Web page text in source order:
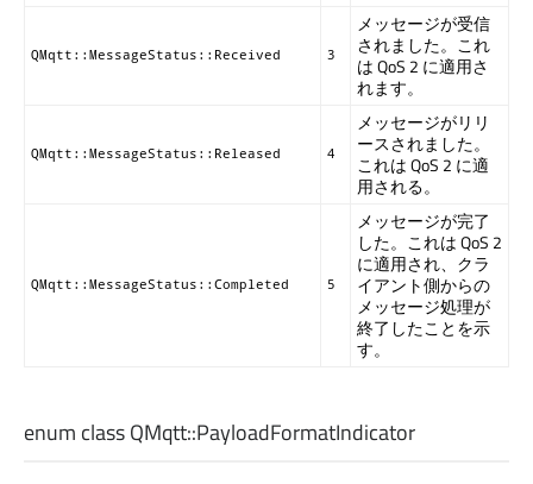
QMqtt::MessageStatus::Received 3
メッセージが受信
されました。これ
は QoS 2 に適用さ
れます。
QMqtt::MessageStatus::Released 4
メッセージがリリ
ースされました。
これは QoS 2 に適
用される。
QMqtt::MessageStatus::Completed 5
メッセージが完了
した。これは QoS 2
に適用され、クラ
イアント側からの
メッセージ処理が
終了したことを示
す。
enum class QMqtt::PayloadFormatIndicator